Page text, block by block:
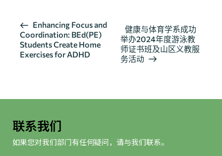
活
动
导
Enhancing Focus and
Coordination: BEd(PE)
Students Create Home
Exercises for ADHD
健康与体育学系成功
举办2024年度游泳教
师证书班及山区义教服
务活动
联系我们
如果您对我们部门有任何疑问，请与我们联系。